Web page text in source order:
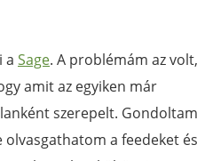
a Sage. A problémám az volt,
amit az egyiken már
szerepelt. Gondoltam
a feedeket és